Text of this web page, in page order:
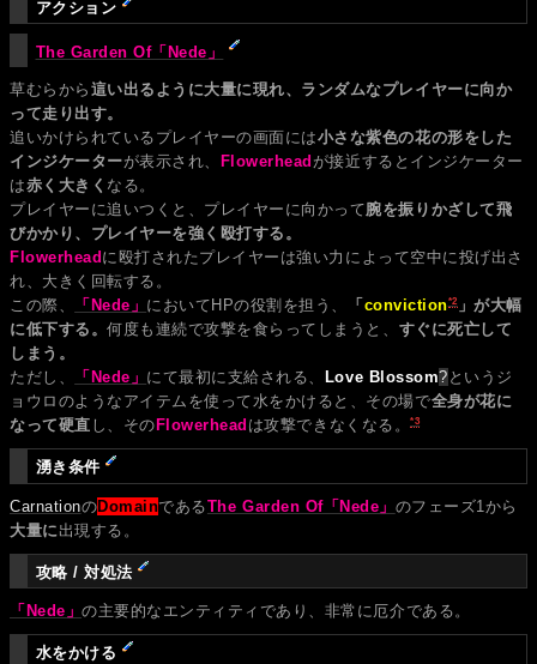
アクション
The Garden Of「Nede」
草むらから 這い出るように大量に現れ、ランダムなプレイヤーに向か
って走り出す。
追いかけられているプレイヤーの画面には小さな紫色の花の形をした
インジケーターが表示され、 Flowerhead が接近するとインジケーター
は赤く大きく なる。
プレイヤーに追いつくと、プレイヤーに向かって腕を振りかざして飛
びかかり、プレイヤーを強く殴打する。
Flowerheadに殴打されたプレイヤーは強い力によって空中に投げ出さ
れ、大きく回転する。
この際、
「Nede」 においてHPの役割を担う、 「 conviction*2」が大幅
に低下する。何度も連続で攻撃を食らってしまうと、 すぐに死亡して
しまう。
ただし、
「Nede」 にて最初に支給される、 Love Blossom? というジ
ョウロのようなアイテムを使って水をかけると、その場で全身が花に
なって硬直 し、その Flowerhead は攻撃できなくなる。*3
湧き条件
CarnationのDomainであるThe Garden Of「Nede」 のフェーズ1から
大量に 出現する。
攻略 / 対処法
「Nede」の主要的なエンティティであり、非常に厄介である。
水をかける